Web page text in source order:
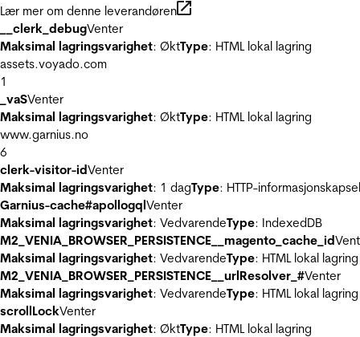
Lær mer om denne leverandøren
__clerk_debugVenter
Maksimal lagringsvarighet: ØktType: HTML lokal lagring
assets.voyado.com
1
_vaSVenter
Maksimal lagringsvarighet: ØktType: HTML lokal lagring
www.garnius.no
6
clerk-visitor-idVenter
Maksimal lagringsvarighet: 1 dagType: HTTP-informasjonskapsel
Garnius-cache#apollogqlVenter
Maksimal lagringsvarighet: VedvarendeType: IndexedDB
M2_VENIA_BROWSER_PERSISTENCE__magento_cache_id
Maksimal lagringsvarighet: VedvarendeType: HTML lokal lagring
M2_VENIA_BROWSER_PERSISTENCE__urlResolver_#Venter
Maksimal lagringsvarighet: VedvarendeType: HTML lokal lagring
scrollLockVenter
Maksimal lagringsvarighet: ØktType: HTML lokal lagring